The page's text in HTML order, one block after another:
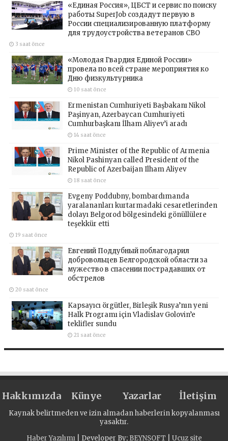
«Единая Россия», ЦБСТ и сервис по поиску
работы SuperJob создадут первую в
России специализированную платформу
для трудоустройства ветеранов СВО
3 saat önce
«Молодая Гвардия Единой России»
провела по всей стране мероприятия ко
Дню физкультурника
10 saat önce
Ermenistan Cumhuriyeti Başbakanı Nikol
Paşinyan, Azerbaycan Cumhuriyeti
Cumhurbaşkanı İlham Aliyev’i aradı
14 saat önce
Prime Minister of the Republic of Armenia
Nikol Pashinyan called President of the
Republic of Azerbaijan Ilham Aliyev
18 saat önce
Evgeny Poddubny, bombardımanda
yaralananları kurtarmadaki cesaretlerinden
dolayı Belgorod bölgesindeki gönüllülere
teşekkür etti
19 saat önce
Евгений Поддубный поблагодарил
добровольцев Белгородской области за
мужество в спасении пострадавших от
обстрелов
20 saat önce
Kapsayıcı örgütler, Birleşik Rusya’nın yeni
Halk Programı için Vladislav Golovin’e
teklifler sundu
21 saat önce
Hakkımızda Künye Yazarlar İletişim
Kaynak belirtmeden ve izin almadan haberlerin kopyalanması
yasaktır.
Haber Yazılımı| Developer By; BEYNSOFT Ucuz site